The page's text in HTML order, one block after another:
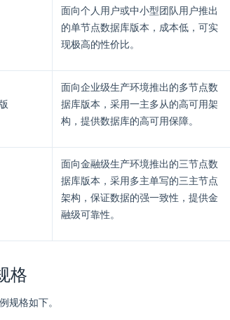
面向个人用户或中小型团队用户推出
的单节点数据库版本，成本低，可实
现极高的性价比。
面向企业级生产环境推出的多节点数
据库版本，采用一主多从的高可用架
构，提供数据库的高可用保障。
面向金融级生产环境推出的三节点数
据库版本，采用多主单写的三主节点
架构，保证数据的强一致性，提供金
融级可靠性。
格
规格如下。